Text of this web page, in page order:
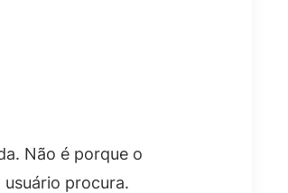
Não é porque o
procura.